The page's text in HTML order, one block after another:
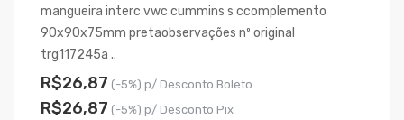
mangueira interc vwc cummins s ccomplemento
90x90x75mm pretaobservações nº original
trg117245a ..
R$26,87 (-5%) p/ Desconto Boleto
R$26,87 (-5%) p/ Desconto Pix